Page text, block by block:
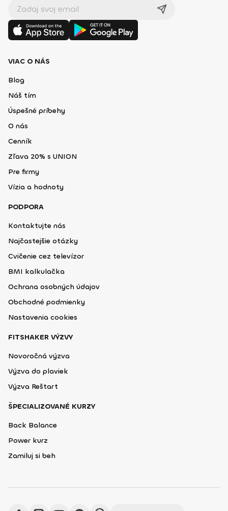
VIAC O NÁS
Blog
Náš tím
Úspešné príbehy
O nás
Cenník
Zľava 20% s UNION
Pre firmy
Vízia a hodnoty
PODPORA
Kontaktujte nás
Najčastejšie otázky
Cvičenie cez televízor
BMI kalkulačka
Ochrana osobných údajov
Obchodné podmienky
Nastavenia cookies
FITSHAKER VÝZVY
Novoročná výzva
Výzva do plaviek
Výzva Reštart
ŠPECIALIZOVANÉ KURZY
Back Balance
Power kurz
Zamiluj si beh